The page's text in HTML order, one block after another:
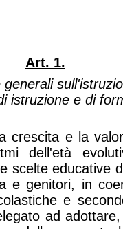
Art. 1.
istruzione e di
e la
dell'età
scelte educative
e genitori, in
e
ad